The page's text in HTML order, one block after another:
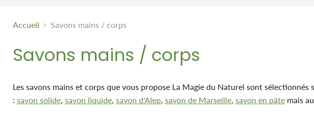
Accueil Savons mains / corps
Savons mains / corps
Les savons mains et corps que vous propose La Magie du Naturel sont
: savon solide, savon liquide, savon d'Alep, savon de Marseille, savon en pâte mais